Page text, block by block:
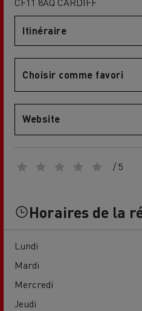
Itinéraire
Choisir comme favori
Website
/ 5
Horaires de la
Lundi
Mardi
Mercredi
Jeudi